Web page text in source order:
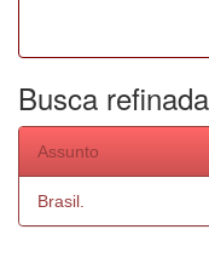
Busca refinada
Assunto
Brasil.